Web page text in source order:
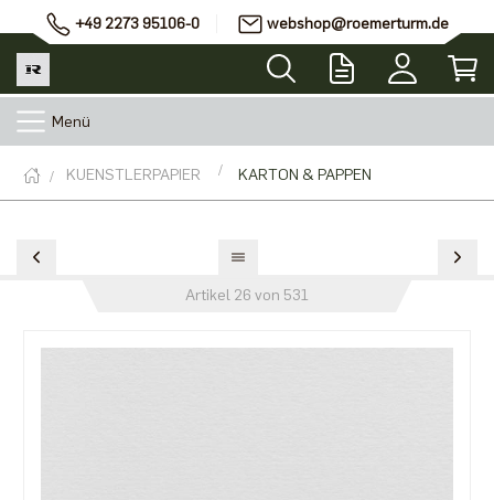
+49 2273 95106-0 webshop@roemerturm.de
Menü
KUENSTLERPAPIER KARTON & PAPPEN
Artikel 26 von 531